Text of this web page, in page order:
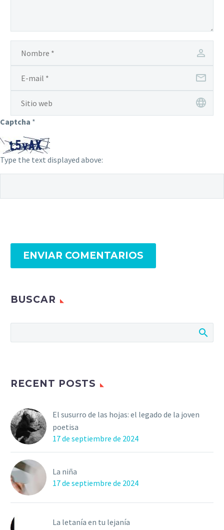
Captcha *
Type the text displayed above:
ENVIAR COMENTARIOS
BUSCAR
RECENT POSTS
El susurro de las hojas: el legado de la joven
poetisa
17 de septiembre de 2024
La niña
17 de septiembre de 2024
La letanía en tu lejanía